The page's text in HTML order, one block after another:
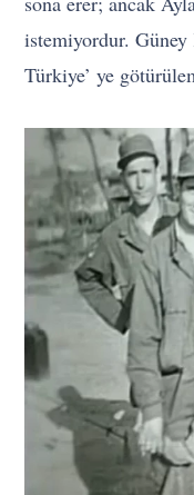
istemiyordur. Güney
Türkiye’ ye